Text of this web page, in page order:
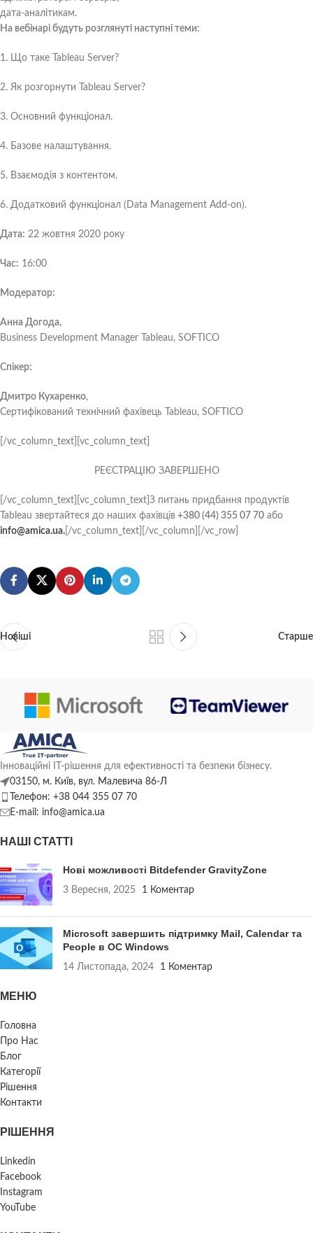
дата-аналітикам.
На вебінарі будуть розглянуті наступні теми:
1. Що таке Tableau Server?
2. Як розгорнути Tableau Server?
3. Основний функціонал.
4. Базове налаштування.
5. Взаємодія з контентом.
6. Додатковий функціонал (Data Management Add-on).
Дата: 22 жовтня 2020 року
Час: 16:00
Модератор:
Анна Догода,
Business Development Manager Tableau, SOFTICO
Спікер:
Дмитро Кухаренко,
Сертифікований технічний фахівець Tableau, SOFTICO
[/vc_column_text][vc_column_text]
РЕЄСТРАЦІЮ ЗАВЕРШЕНО
[/vc_column_text][vc_column_text]З питань придбання продуктів
Tableau звертайтеся до наших фахівців +380 (44) 355 07 70 або
info@amica.ua. [/vc_column_text][/vc_column][/vc_row]
Новіші Старше
Інноваційні ІТ-рішення для ефективності та безпеки бізнесу.
03150, м. Київ, вул. Малевича 86-Л
Телефон: +38 044 355 07 70
E-mail: info@amica.ua
НАШІ СТАТТІ
Нові можливості Bitdefender GravityZone
3 Вересня, 2025 1 Коментар
Microsoft завершить підтримку Mail, Calendar та
People в ОС Windows
14 Листопада, 2024 1 Коментар
МЕНЮ
Головна
Про Нас
Блог
Категорії
Рішення
Контакти
РІШЕННЯ
Linkedin
Facebook
Instagram
YouTube